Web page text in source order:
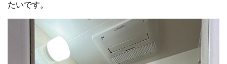
たいです。